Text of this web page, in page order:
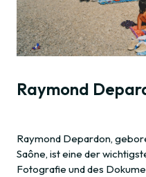
Raymond
Raymond Depardon,
Saône, ist eine der
Fotografie und des